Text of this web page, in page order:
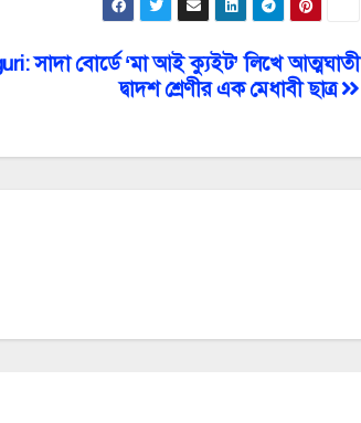
সাদা বোর্ডে ‘মা আই ক্যুইট’ লিখে আত্মঘাতী
দ্বাদশ শ্রেণীর এক মেধাবী ছাত্র